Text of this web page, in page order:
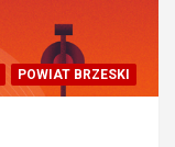
POWIAT BRZESKI